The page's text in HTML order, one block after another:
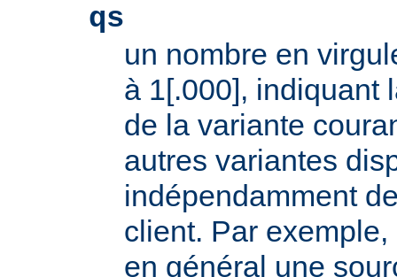
qs
un nombre en
à 1[.000], indiquant
de la variante
autres variantes
indépendamment
client. Par
en général une